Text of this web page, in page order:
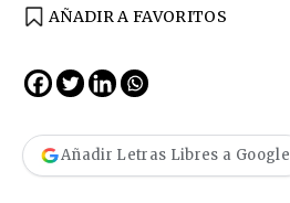
AÑADIR A FAVORITOS
Añadir Letras Libres a Google